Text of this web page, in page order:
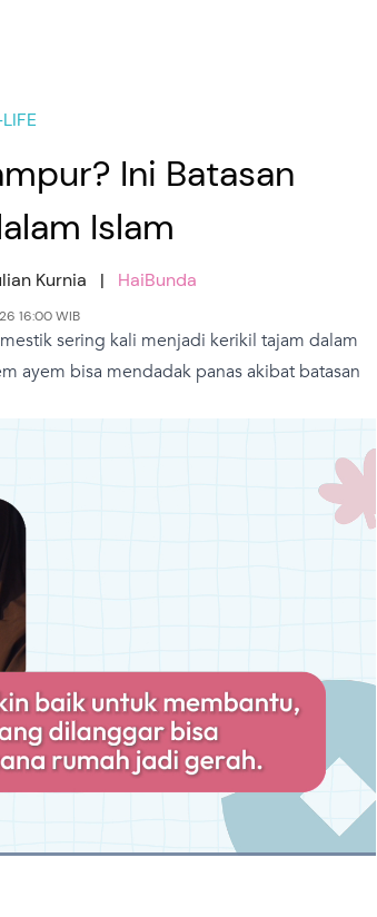
Ini Batasan
Islam
Kurnia | HaiBunda
16:00 WIB
sering kali menjadi kerikil tajam dalam
ayem bisa mendadak panas akibat batasan